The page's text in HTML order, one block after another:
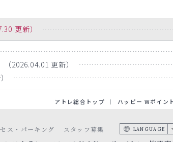
更新）
2026.04.01 更新）
アトレ総合トップ ハッピー Wポイント
ス・パーキング スタッフ募集 LANGUAGE